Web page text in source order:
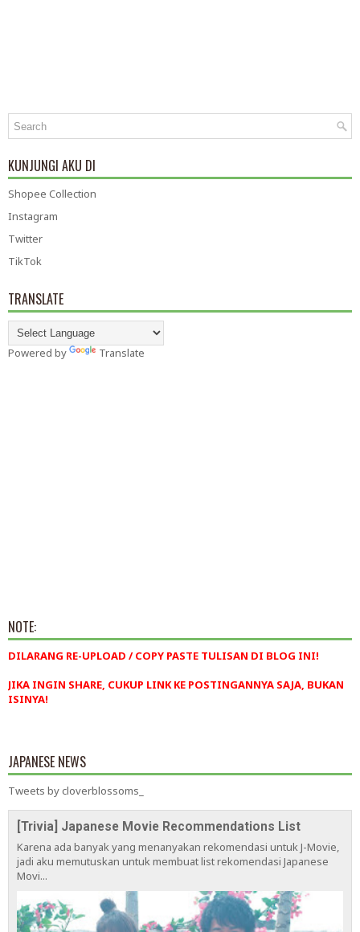
KUNJUNGI AKU DI
Shopee Collection
Instagram
Twitter
TikTok
TRANSLATE
Powered by Translate
NOTE:
DILARANG RE-UPLOAD / COPY PASTE TULISAN DI BLOG INI!
JIKA INGIN SHARE, CUKUP LINK KE POSTINGANNYA SAJA, BUKAN
ISINYA!
JAPANESE NEWS
Tweets by cloverblossoms_
[Trivia] Japanese Movie Recommendations List
Karena ada banyak yang menanyakan rekomendasi untuk J-Movie,
jadi aku memutuskan untuk membuat list rekomendasi Japanese
Movi...